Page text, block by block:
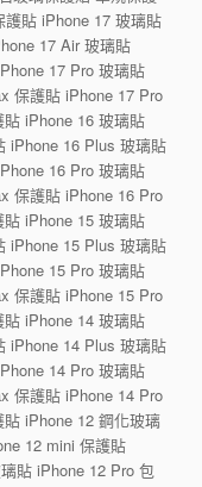
貼 iPhone 17 玻璃貼
17 Air 玻璃貼
17 Pro 玻璃貼
保護貼 iPhone 17 Pro
iPhone 16 玻璃貼
iPhone 16 Plus 玻璃貼
16 Pro 玻璃貼
保護貼 iPhone 16 Pro
iPhone 15 玻璃貼
iPhone 15 Plus 玻璃貼
15 Pro 玻璃貼
保護貼 iPhone 15 Pro
iPhone 14 玻璃貼
iPhone 14 Plus 玻璃貼
14 Pro 玻璃貼
保護貼 iPhone 14 Pro
iPhone 12 鋼化玻璃
12 mini 保護貼
貼 iPhone 12 Pro 包